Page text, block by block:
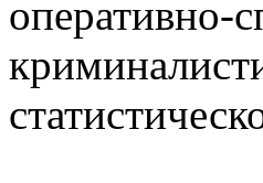
оперативно-